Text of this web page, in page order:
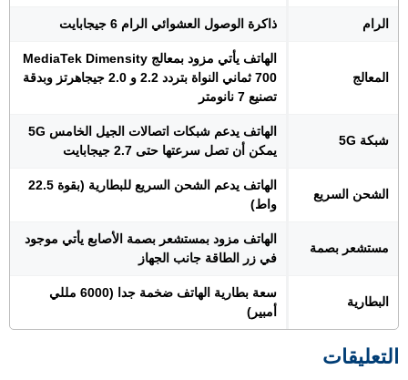
الرام ذاكرة الوصول العشوائي الرام 6 جيجابايت
المعالج
الهاتف يأتي مزود بمعالج MediaTek Dimensity
700 ثماني النواة بتردد 2.2 و 2.0 جيجاهرتز وبدقة
تصنيع 7 نانومتر
شبكة 5G
الهاتف يدعم شبكات اتصالات الجيل الخامس 5G
يمكن أن تصل سرعتها حتى 2.7 جيجابايت
الشحن السريع
الهاتف يدعم الشحن السريع للبطارية (بقوة 22.5
واط)
مستشعر بصمة
الهاتف مزود بمستشعر بصمة الأصابع يأتي موجود
في زر الطاقة جانب الجهاز
البطارية
سعة بطارية الهاتف ضخمة جدا (6000 مللي
أمبير)
التعليقات